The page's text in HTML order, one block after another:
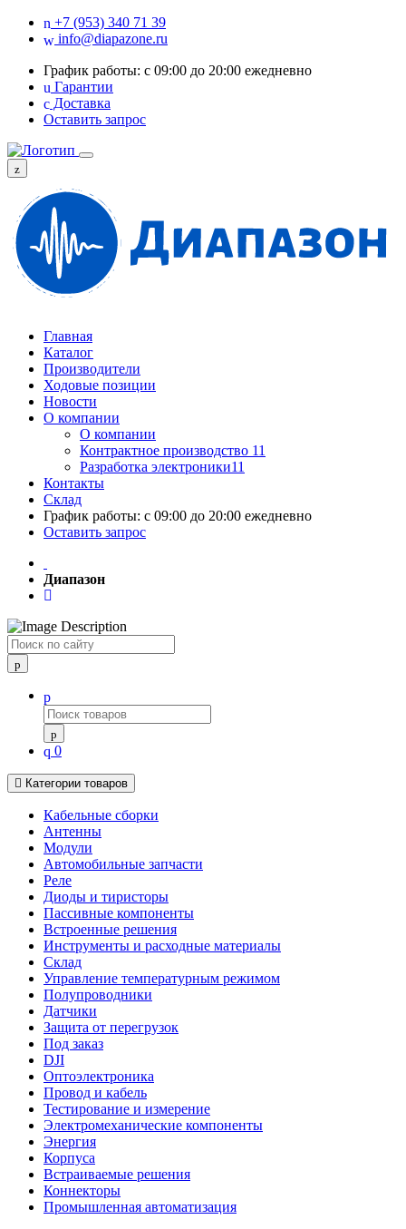
+7 (953) 340 71 39
info@diapazone.ru
График работы: с 09:00 до 20:00 ежедневно
Гарантии
Доставка
Оставить запрос
Главная
Каталог
Производители
Ходовые позиции
Новости
О компании
О компании
Контрактное производство 11
Разработка электроники11
Контакты
Склад
График работы: с 09:00 до 20:00 ежедневно
Оставить запрос
Диапазон
Поиск
0
Категории товаров
Кабельные сборки
Антенны
Модули
Автомобильные запчасти
Реле
Диоды и тиристоры
Пассивные компоненты
Встроенные решения
Инструменты и расходные материалы
Склад
Управление температурным режимом
Полупроводники
Датчики
Защита от перегрузок
Под заказ
DJI
Оптоэлектроника
Провод и кабель
Тестирование и измерение
Электромеханические компоненты
Энергия
Корпуса
Встраиваемые решения
Коннекторы
Промышленная автоматизация